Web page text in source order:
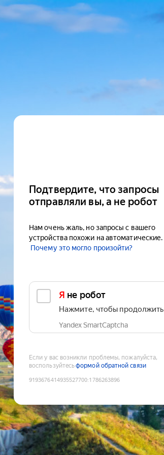
Подтвердите, что запросы
отправляли вы, а не робот
Нам очень жаль, но запросы с вашего
устройства похожи на автоматические.
Почему это могло произойти?
Я не робот
Нажмите, чтобы продолжить
Yandex SmartCaptcha
Если у вас возникли проблемы, пожалуйста,
воспользуйтесьформой обратной связи
9193676414935527700:1786263896